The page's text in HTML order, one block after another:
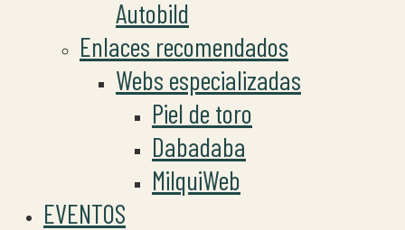
Autobild
Enlaces recomendados
Webs especializadas
Piel de toro
Dabadaba
MilquiWeb
EVENTOS